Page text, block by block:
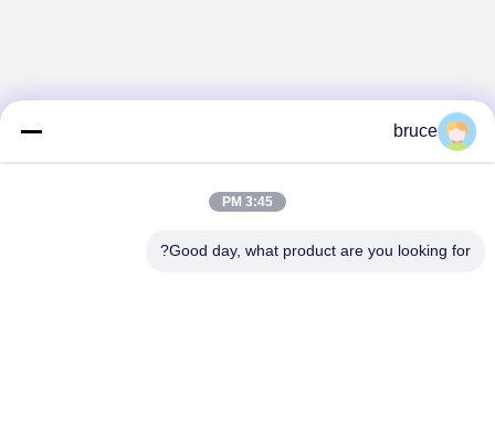
bruce
3:45 PM
Good day, what product are you looking for?